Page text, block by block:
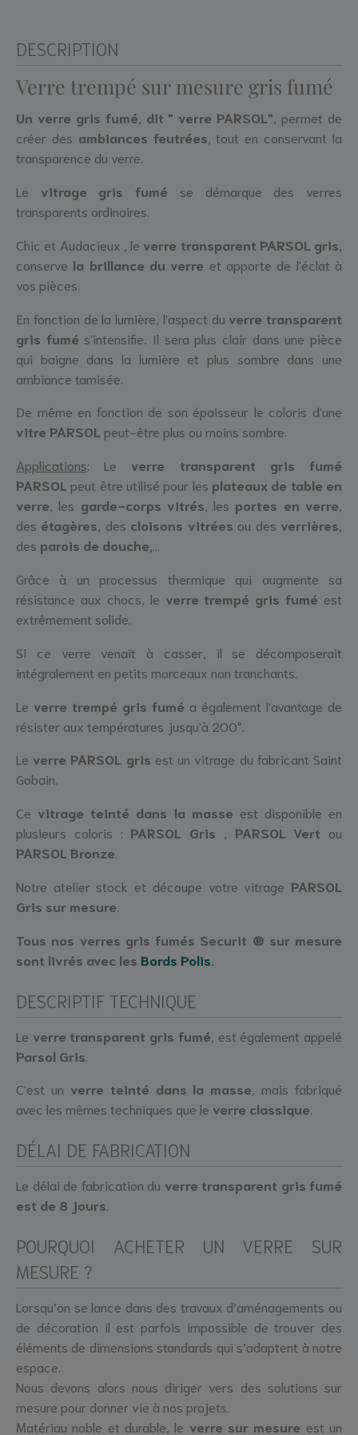
DESCRIPTION
Verre trempé sur mesure gris fumé
Un verre gris fumé, dit " verre PARSOL" , permet de
créer des ambiances feutrées , tout en conservant la
transparence du verre.
Le vitrage gris fumé se démarque des verres
transparents ordinaires.
Chic et Audacieux , le verre transparent PARSOL gris
conserve la brillance du verre et apporte de l'éclat à
vos pièces.
En fonction de la lumière, l'aspect du verre transparent
gris fumé s'intensifie
Il sera plus clair dans une pièce
qui baigne dans la lumière et plus sombre dans une
ambiance tamisée.
De même en fonction de son épaisseur le coloris d'une
vitre PARSOL peut-être plus ou moins sombre.
Applications: Le verre transparent gris fumé
PARSOL peut être utilisé pour les plateaux de table en
verre , les garde-corps vitrés , les portes en verre
des étagères , des cloisons vitrées ou des verrières,
des parois de douche,
Grâce à un processus thermique qui augmente sa
résistance aux chocs, le verre trempé gris fumé est
extrêmement solide.
Si ce verre venait à casser, il se décomposerait
intégralement en petits morceaux non tranchants.
Le verre trempé gris fumé a également l'avantage de
résister aux températures jusqu'à 200°.
Le verre PARSOL gris est un vitrage du fabricant Saint
Gobain.
Ce vitrage teinté dans la masse est disponible en
plusieurs coloris : PARSOL Gris PARSOL Vert ou
PARSOL Bronze
Notre atelier stock et découpe votre vitrage PARSOL
Gris sur mesure
Tous nos verres gris fumés Securit ® sur mesure
sont livrés avec les Bords Polis
DESCRIPTIF TECHNIQUE
Le verre transparent gris fumé , est également appelé
Parsol Gris
C'est un verre teinté dans la masse , mais fabriqué
avec les mêmes techniques que le verre classique
DÉLAI DE FABRICATION
Le délai de fabrication du verre transparent gris fumé
est de 8 jours
POURQUOI ACHETER UN VERRE SUR
MESURE ?
Lorsqu’on se lance dans des travaux d’aménagements ou
de décoration il est parfois impossible de trouver des
éléments de dimensions standards qui s’adaptent à notre
espace.
Nous devons alors nous diriger vers des solutions sur
mesure pour donner vie à nos projets.
Matériau noble et durable, le verre sur mesure est un